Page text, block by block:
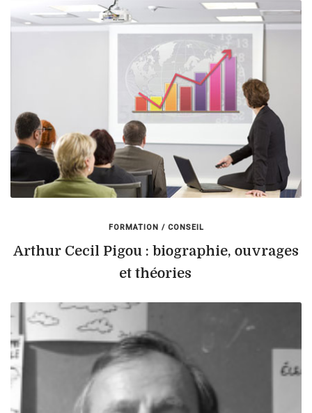
FORMATION / CONSEIL
Arthur Cecil Pigou : biographie, ouvrages
et théories